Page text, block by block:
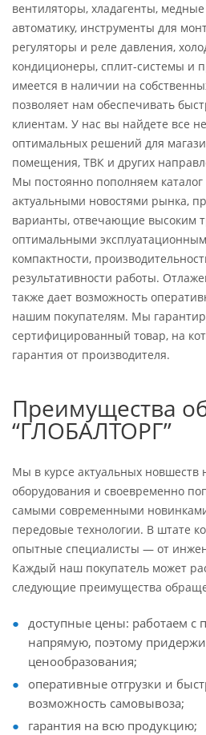
вентиляторы, хладагенты,
автоматику, инструменты для
регуляторы и реле давления,
кондиционеры, сплит-системы и
имеется в наличии на
позволяет нам обеспечивать
клиентам. У нас вы найдете все
оптимальных решений для
помещения, ТВК и других
Мы постоянно пополняем каталог
актуальными новостями рынка,
варианты, отвечающие высоким
оптимальными
компактности,
результативности работы.
также дает возможность
нашим покупателям. Мы
сертифицированный товар, на
гарантия от производителя.
Преимущества
“ГЛОБАЛТОРГ”
Мы в курсе актуальных новшеств
оборудования и своевременно
самыми современными
передовые технологии. В штате
опытные специалисты — от
Каждый наш покупатель может
следующие преимущества
доступные цены: работаем с
напрямую, поэтому
ценообразования;
оперативные отгрузки и
возможность самовывоза;
гарантия на всю продукцию;